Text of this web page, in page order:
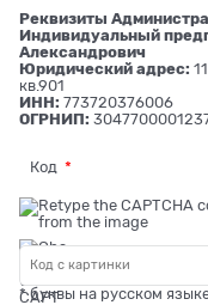
Реквизиты
Индивидуальный
Александрович
Юридический адрес:
кв.901
ИНН: 773720376006
ОГРНИП:
Код
* буквы на русском